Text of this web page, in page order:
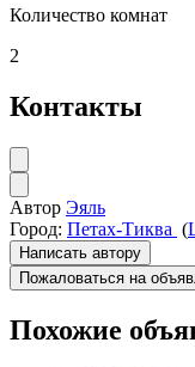
Количество комнат
2
Контакты
Автор Эяль
Город: Петах-Тиква (
Написать автору
Пожаловаться на
Похожие